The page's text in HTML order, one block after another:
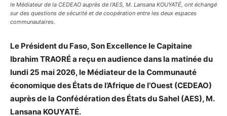
le Médiateur de la CEDEAO auprès de l’AES, M. Lansana KOUYATÉ, ont échangé
sur des questions de sécurité et de coopération entre les deux espaces
communautaires.
Le Président du Faso, Son Excellence le Capitaine
Ibrahim TRAORÉ a reçu en audience dans la matinée du
lundi 25 mai 2026, le Médiateur de la Communauté
économique des États de l’Afrique de l’Ouest (CEDEAO)
auprès de la Confédération des États du Sahel (AES), M.
Lansana KOUYATÉ.